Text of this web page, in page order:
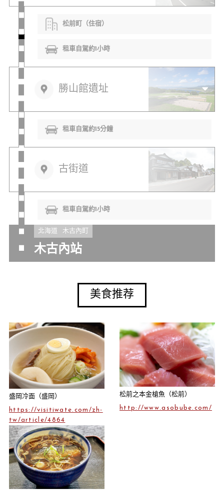
松前町（住宿）
租車自駕約1小時
勝山館遺址
租車自駕約15分鐘
古街道
租車自駕約1小時
北海道 木古內町
木古內站
美食推荐
盛岡冷面（盛岡）
https://visitiwate.com/zh-
tw/article/4864
松前之本金槍魚（松前）
http://www.asobube.com/